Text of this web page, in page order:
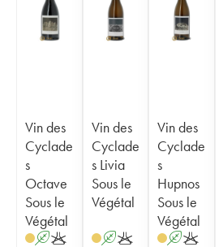
Vin des
Cyclade
s
Octave
Sous le
Végétal
AK
Vin des
Cyclade
s Livia
Sous le
Végétal
AK
Vin des
Cyclade
s
Hupnos
Sous le
Végétal
AK